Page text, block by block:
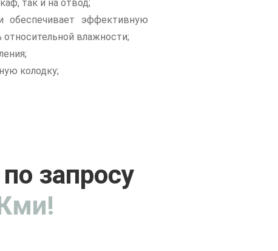
так и на отвод;
обеспечивает эффективную
относительной влажности;
колодку;
запросу